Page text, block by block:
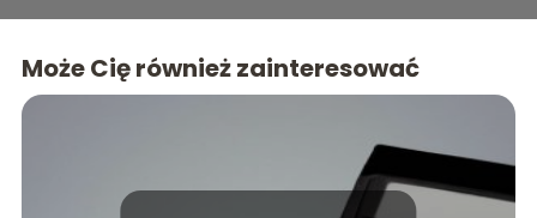
Może Cię również zainteresować